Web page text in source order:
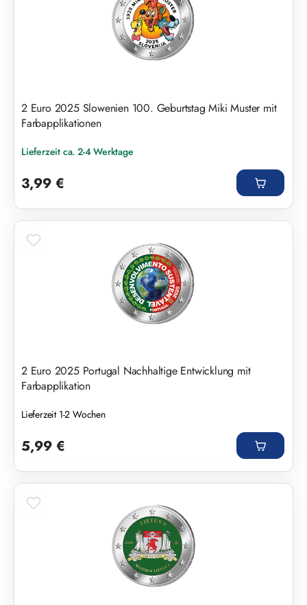
2 Euro 2025 Slowenien 100. Geburtstag Miki Muster mit
Farbapplikationen
Lieferzeit ca. 2-4 Werktage
3,99 €
2 Euro 2025 Portugal Nachhaltige Entwicklung mit
Farbapplikation
Lieferzeit 1-2 Wochen
5,99 €